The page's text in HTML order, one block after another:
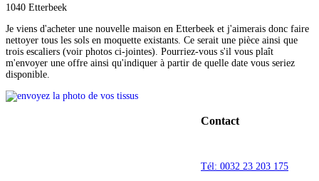
1040 Etterbeek
Je viens d'acheter une nouvelle maison en Etterbeek et j'aimerais donc faire
nettoyer tous les sols en moquette existants. Ce serait une pièce ainsi que
trois escaliers (voir photos ci-jointes). Pourriez-vous s'il vous plaît
m'envoyer une offre ainsi qu'indiquer à partir de quelle date vous seriez
disponible.
Contact
Tél: 0032 23 203 175